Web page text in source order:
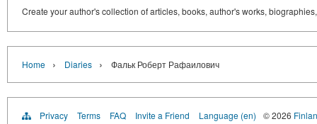
Create your author's collection of articles, books, author's works,
Home › Diaries › Фальк Роберт Рафаилович
Privacy Terms FAQ Invite a Friend Language (en) © 2026